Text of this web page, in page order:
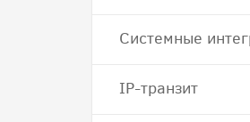
Системные
IP-транзит